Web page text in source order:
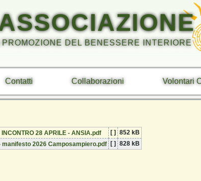
PROMOZIONE DEL BENESSERE INTERIORE
Contatti Collaborazioni Volontari
28 APRILE - ANSIA.pdf [ ] 852 kB
2026 Camposampiero.pdf [ ] 828 kB